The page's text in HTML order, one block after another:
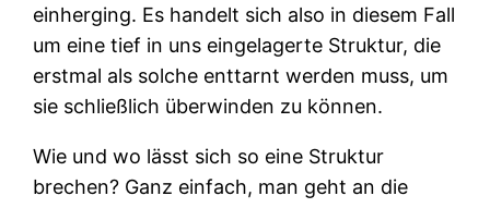
einherging. Es handelt sich also in diesem Fall
um eine tief in uns eingelagerte Struktur, die
erstmal als solche enttarnt werden muss, um
sie schließlich überwinden zu können.
Wie und wo lässt sich so eine Struktur
brechen? Ganz einfach, man geht an die